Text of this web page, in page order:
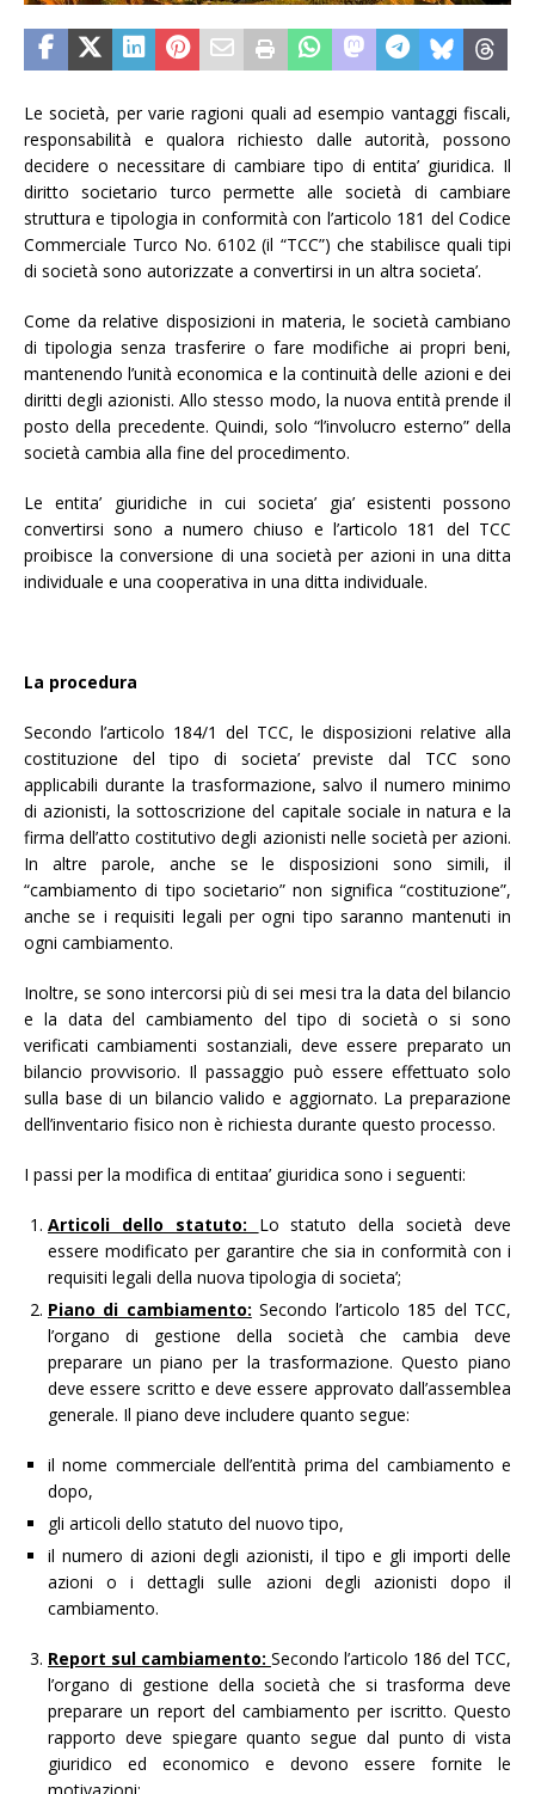
Le società, per varie ragioni quali ad esempio vantaggi fiscali,
responsabilità e qualora richiesto dalle autorità, possono
decidere o necessitare di cambiare tipo di entita’ giuridica. Il
diritto societario turco permette alle società di cambiare
struttura e tipologia in conformità con l’articolo 181 del Codice
Commerciale Turco No. 6102 (il “TCC”) che stabilisce quali tipi
di società sono autorizzate a convertirsi in un altra societa’.
Come da relative disposizioni in materia, le società cambiano
di tipologia senza trasferire o fare modifiche ai propri beni,
mantenendo l’unità economica e la continuità delle azioni e dei
diritti degli azionisti. Allo stesso modo, la nuova entità prende il
posto della precedente. Quindi, solo “l’involucro esterno” della
società cambia alla fine del procedimento.
Le entita’ giuridiche in cui societa’ gia’ esistenti possono
convertirsi sono a numero chiuso e l’articolo 181 del TCC
proibisce la conversione di una società per azioni in una ditta
individuale e una cooperativa in una ditta individuale.
La procedura
Secondo l’articolo 184/1 del TCC, le disposizioni relative alla
costituzione del tipo di societa’ previste dal TCC sono
applicabili durante la trasformazione, salvo il numero minimo
di azionisti, la sottoscrizione del capitale sociale in natura e la
firma dell’atto costitutivo degli azionisti nelle società per azioni.
In altre parole, anche se le disposizioni sono simili, il
“cambiamento di tipo societario” non significa “costituzione”,
anche se i requisiti legali per ogni tipo saranno mantenuti in
ogni cambiamento.
Inoltre, se sono intercorsi più di sei mesi tra la data del bilancio
e la data del cambiamento del tipo di società o si sono
verificati cambiamenti sostanziali, deve essere preparato un
bilancio provvisorio. Il passaggio può essere effettuato solo
sulla base di un bilancio valido e aggiornato. La preparazione
dell’inventario fisico non è richiesta durante questo processo.
I passi per la modifica di entitaa’ giuridica sono i seguenti:
Articoli dello statuto: Lo statuto della società deve
essere modificato per garantire che sia in conformità con i
requisiti legali della nuova tipologia di societa’;
Piano di cambiamento: Secondo l’articolo 185 del TCC,
l’organo di gestione della società che cambia deve
preparare un piano per la trasformazione. Questo piano
deve essere scritto e deve essere approvato dall’assemblea
generale. Il piano deve includere quanto segue:
il nome commerciale dell’entità prima del cambiamento e
dopo,
gli articoli dello statuto del nuovo tipo,
il numero di azioni degli azionisti, il tipo e gli importi delle
azioni o i dettagli sulle azioni degli azionisti dopo il
cambiamento.
Report sul cambiamento: Secondo l’articolo 186 del TCC,
l’organo di gestione della società che si trasforma deve
preparare un report del cambiamento per iscritto. Questo
rapporto deve spiegare quanto segue dal punto di vista
giuridico ed economico e devono essere fornite le